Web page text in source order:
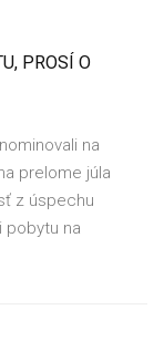
PROSÍ O
na
prelome júla
z úspechu
pobytu na